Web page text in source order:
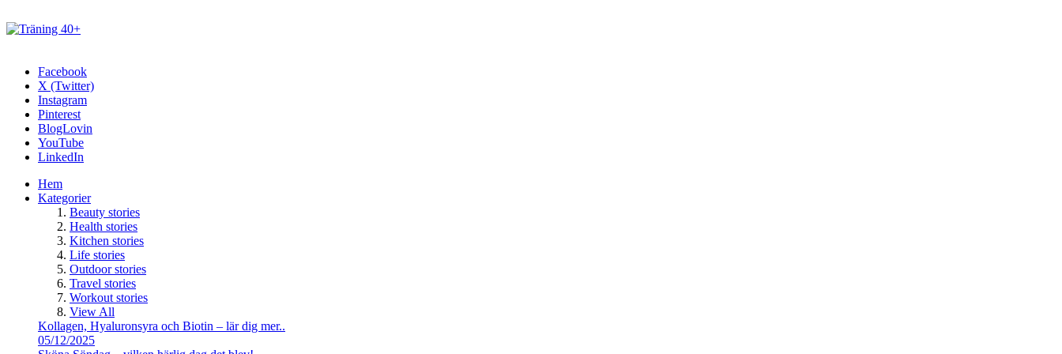
Facebook
X (Twitter)
Instagram
Pinterest
BlogLovin
YouTube
LinkedIn
Hem
Kategorier
Beauty stories
Health stories
Kitchen stories
Life stories
Outdoor stories
Travel stories
Workout stories
View All
Kollagen, Hyaluronsyra och Biotin – lär dig mer..
05/12/2025